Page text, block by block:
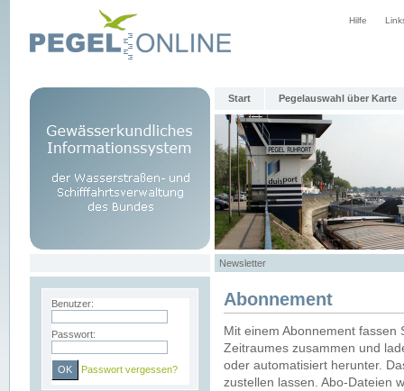
Hilfe
Start Pegelauswahl über Karte
Newsletter
Benutzer:
Passwort:
Passwort vergessen?
Abonnement
Mit einem Abonnement
Zeitraumes zusammen und
oder automatisiert herunter.
zustellen lassen. Abo-Dateien